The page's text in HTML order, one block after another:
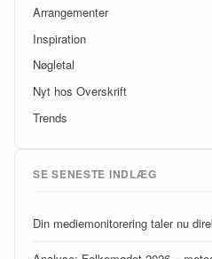
Arrangementer
Inspiration
Nøgletal
Nyt hos Overskrift
Trends
SE SENESTE INDLÆG
Din mediemonitorering taler nu